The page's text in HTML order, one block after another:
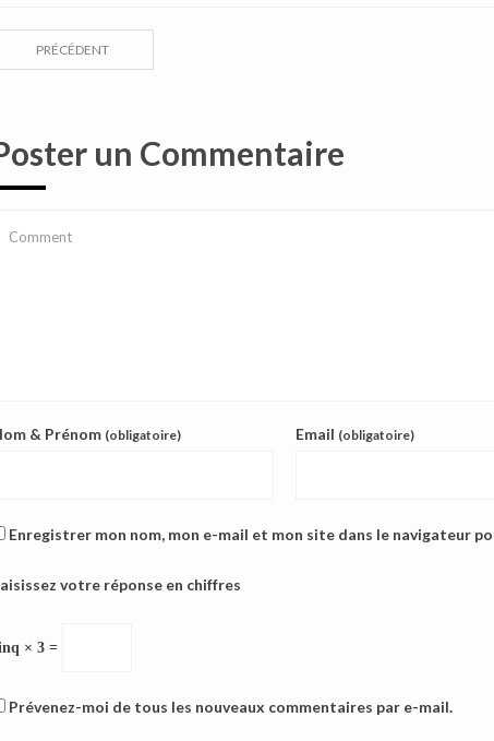
PRÉCÉDENT
un Commentaire
& Prénom (obligatoire) Email (obligatoire)
Enregistrer mon nom, mon e-mail et mon site dans le navigateur
votre réponse en chiffres
× 3 =
Prévenez-moi de tous les nouveaux commentaires par e-mail.